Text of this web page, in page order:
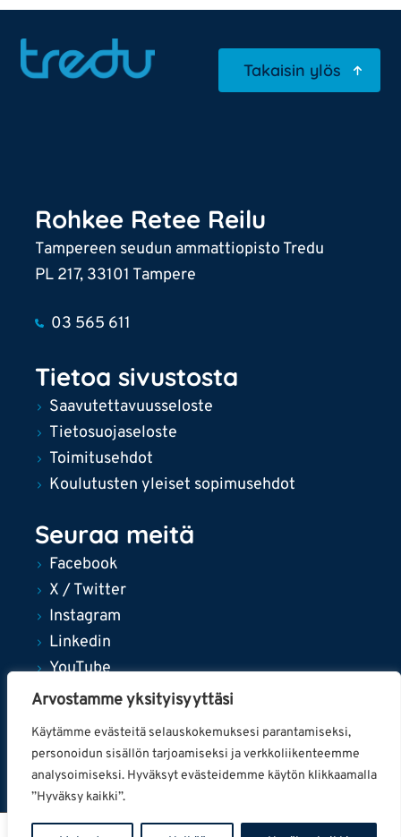
Arvostamme yksityisyyttäsi
Käytämme evästeitä selauskokemuksesi parantamiseksi,
personoidun sisällön tarjoamiseksi ja verkkoliikenteemme
analysoimiseksi. Hyväksyt evästeidemme käytön klikkaamalla
”Hyväksy kaikki”.
Takaisin ylös
Rohkee Retee Reilu
Tampereen seudun ammattiopisto Tredu
PL 217, 33101 Tampere
03 565 611
Tietoa sivustosta
Saavutettavuusseloste
Tietosuojaseloste
Toimitusehdot
Koulutusten yleiset sopimusehdot
Seuraa meitä
Facebook
X / Twitter
Instagram
Linkedin
YouTube
© 2024 Tampereen kaupunki